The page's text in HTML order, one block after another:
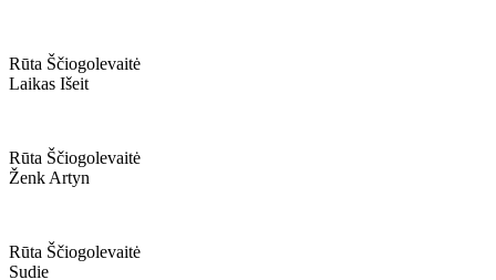
Rūta Ščiogolevaitė
Laikas Išeit
Rūta Ščiogolevaitė
Ženk Artyn
Rūta Ščiogolevaitė
Sudie